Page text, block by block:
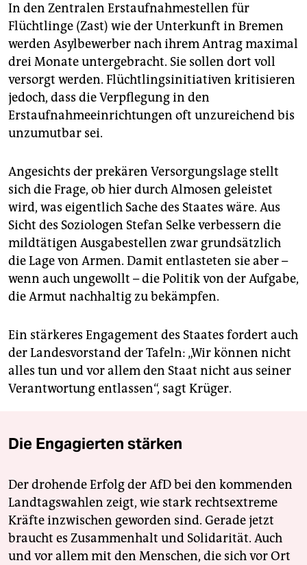
In den Zentralen Erstaufnahmestellen für
Flüchtlinge (Zast) wie der Unterkunft in Bremen
werden Asylbewerber nach ihrem Antrag maximal
drei Monate untergebracht. Sie sollen dort voll
versorgt werden. Flüchtlingsinitiativen kritisieren
jedoch, dass die Verpflegung in den
Erstaufnahmeeinrichtungen oft unzureichend bis
unzumutbar sei.
Angesichts der prekären Versorgungslage stellt
sich die Frage, ob hier durch Almosen geleistet
wird, was eigentlich Sache des Staates wäre. Aus
Sicht des Soziologen Stefan Selke verbessern die
mildtätigen Ausgabestellen zwar grundsätzlich
die Lage von Armen. Damit entlasteten sie aber –
wenn auch ungewollt – die Politik von der Aufgabe,
die Armut nachhaltig zu bekämpfen.
Ein stärkeres Engagement des Staates fordert auch
der Landesvorstand der Tafeln: „Wir können nicht
alles tun und vor allem den Staat nicht aus seiner
Verantwortung entlassen“, sagt Krüger.
Die Engagierten stärken
Der drohende Erfolg der AfD bei den kommenden
Landtagswahlen zeigt, wie stark rechtsextreme
Kräfte inzwischen geworden sind. Gerade jetzt
braucht es Zusammenhalt und Solidarität. Auch
und vor allem mit den Menschen, die sich vor Ort